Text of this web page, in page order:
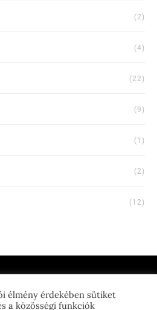
(2)
(4)
(22)
(9)
(1)
(2)
(12)
élmény érdekében sütiket
a közösségi funkciók